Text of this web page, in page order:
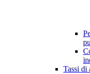
Tassi di